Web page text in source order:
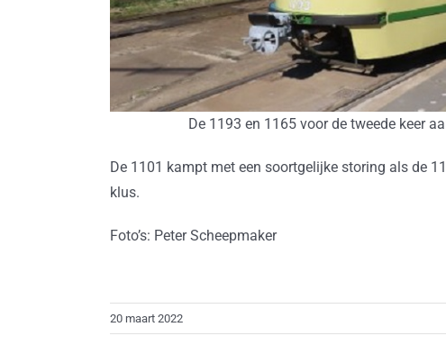
De 1193 en 1165 voor de tweede keer
De 1101 kampt met een soortgelijke storing als de
klus.
Foto’s: Peter Scheepmaker
20 maart 2022